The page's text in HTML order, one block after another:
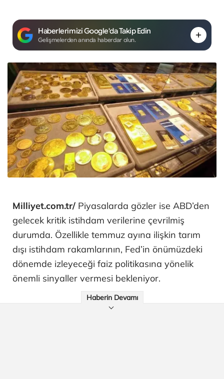
Haberlerimizi Google'da Takip Edin
Gelişmelerden anında haberdar olun.
Milliyet.com.tr/ Piyasalarda gözler ise ABD’den
gelecek kritik istihdam verilerine çevrilmiş
durumda. Özellikle temmuz ayına ilişkin tarım
dışı istihdam rakamlarının, Fed’in önümüzdeki
dönemde izleyeceği faiz politikasına yönelik
önemli sinyaller vermesi bekleniyor.
Haberin Devamı